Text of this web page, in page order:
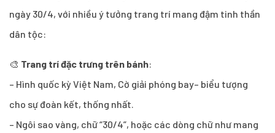
ngày 30/4, với nhiều ý tưởng trang trí mang đậm tinh thần
dân tộc:
🎨 Trang trí đặc trưng trên bánh:
– Hình quốc kỳ Việt Nam, Cờ giải phóng bay– biểu tượng
cho sự đoàn kết, thống nhất.
– Ngôi sao vàng, chữ “30/4”, hoặc các dòng chữ như mang